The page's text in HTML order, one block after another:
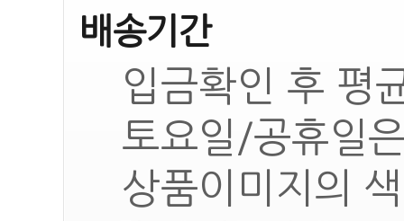
배송기간
입금확인 후 평
토요일/공휴일
상품이미지의